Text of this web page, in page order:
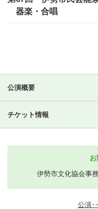
器楽・合唱
公演概要
チケット情報
伊勢市文化協会
公演･